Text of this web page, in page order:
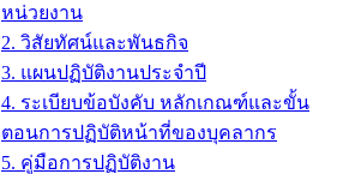
หน่วยงาน
2. วิสัยทัศน์และพันธกิจ
3. แผนปฏิบัติงานประจำปี
4. ระเบียบข้อบังคับ หลักเกณฑ์และขั้น
ตอนการปฏิบัติหน้าที่ของบุคลากร
5. คู่มือการปฏิบัติงาน